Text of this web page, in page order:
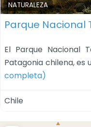
NATURALEZA
Parque Nacional
El Parque Nacional
Patagonia chilena,
completa)
Chile